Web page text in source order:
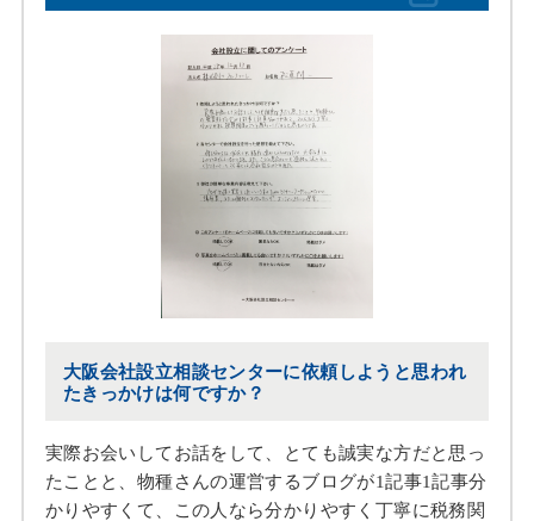
大阪会社設立相談センターに依頼しようと思われ
たきっかけは何ですか？
実際お会いしてお話をして、とても誠実な方だと思っ
たことと、物種さんの運営するブログが1記事1記事分
かりやすくて、この人なら分かりやすく丁寧に税務関